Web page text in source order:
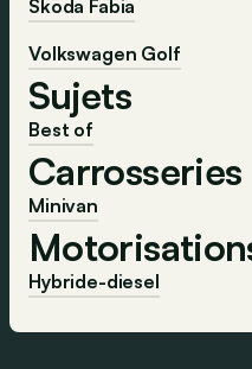
Škoda Fabia
Volkswagen Golf
Sujets
Best of
Carrosseries
Minivan
Hybride-diesel